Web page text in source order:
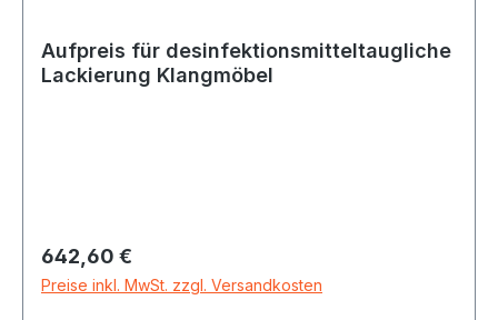
Aufpreis für desinfektionsmitteltaugliche
Lackierung Klangmöbel
Regulärer Preis:
642,60 €
Preise inkl. MwSt. zzgl. Versandkosten